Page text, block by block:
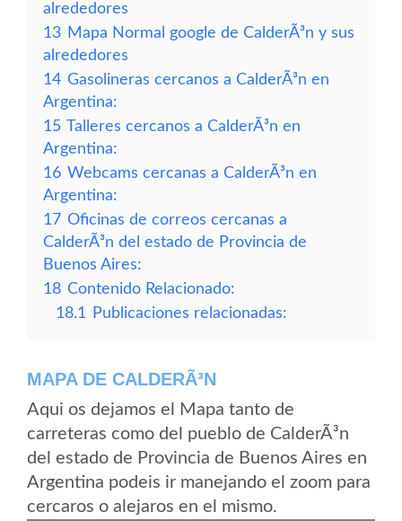
alrededores
13 Mapa Normal google de CalderÃ³n y sus
alrededores
14 Gasolineras cercanos a CalderÃ³n en
Argentina:
15 Talleres cercanos a CalderÃ³n en
Argentina:
16 Webcams cercanas a CalderÃ³n en
Argentina:
17 Oficinas de correos cercanas a
CalderÃ³n del estado de Provincia de
Buenos Aires:
18 Contenido Relacionado:
18.1
Publicaciones relacionadas:
MAPA DE CALDERÃ³N
Aqui os dejamos el Mapa tanto de
carreteras como del pueblo de CalderÃ³n
del estado de Provincia de Buenos Aires en
Argentina podeis ir manejando el zoom para
cercaros o alejaros en el mismo.